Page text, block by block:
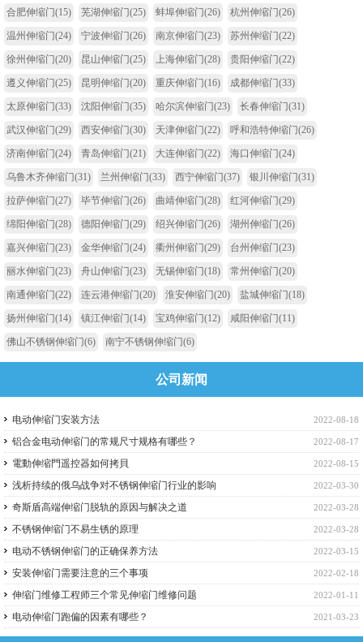
合肥伸缩门(15) 芜湖伸缩门(25) 蚌埠伸缩门(26) 杭州伸缩门(26)
温州伸缩门(24) 宁波伸缩门(26) 南京伸缩门(23) 苏州伸缩门(22)
徐州伸缩门(20) 昆山伸缩门(25) 上海伸缩门(28) 贵阳伸缩门(22)
遵义伸缩门(25) 昆明伸缩门(20) 重庆伸缩门(16) 成都伸缩门(33)
太原伸缩门(33) 沈阳伸缩门(35) 哈尔滨伸缩门(23) 长春伸缩门(31)
武汉伸缩门(29) 西安伸缩门(30) 天津伸缩门(22) 呼和浩特伸缩门(26)
济南伸缩门(24) 青岛伸缩门(21) 大连伸缩门(22) 海口伸缩门(24)
乌鲁木齐伸缩门(31) 兰州伸缩门(33) 西宁伸缩门(37) 银川伸缩门(31)
拉萨伸缩门(27) 毕节伸缩门(26) 曲靖伸缩门(28) 红河伸缩门(29)
绵阳伸缩门(28) 德阳伸缩门(29) 绍兴伸缩门(26) 湖州伸缩门(26)
嘉兴伸缩门(23) 金华伸缩门(24) 衢州伸缩门(29) 台州伸缩门(23)
丽水伸缩门(23) 舟山伸缩门(23) 无锡伸缩门(18) 常州伸缩门(20)
南通伸缩门(22) 连云港伸缩门(20) 淮安伸缩门(20) 盐城伸缩门(18)
扬州伸缩门(14) 镇江伸缩门(14) 宝鸡伸缩门(12) 咸阳伸缩门(11)
佛山不锈钢伸缩门(6) 南宁不锈钢伸缩门(6)
公司新闻
2022-08-18
电动伸缩门安装方法
2022-08-17
铝合金电动伸缩门的常规尺寸规格有哪些？
2022-08-15
電動伸缩門遥控器如何拷貝
2022-03-30
浅析持续的俄乌战争对不锈钢伸缩门行业的影响
2022-03-28
奇斯盾高端伸缩门脱轨的原因与解决之道
2022-03-28
不锈钢伸缩门不易生锈的原理
2022-03-15
电动不锈钢伸缩门的正确保养方法
2022-02-18
安装伸缩门需要注意的三个事项
2022-01-11
伸缩门维修工程师三个常见伸缩门维修问题
2021-03-23
电动伸缩门跑偏的因素有哪些？